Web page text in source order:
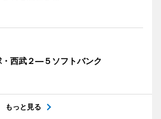
・西武２―５ソフトバンク
もっと見る